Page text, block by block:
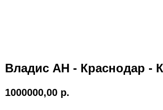
Владис АН - Краснодар -
1000000,00 р.